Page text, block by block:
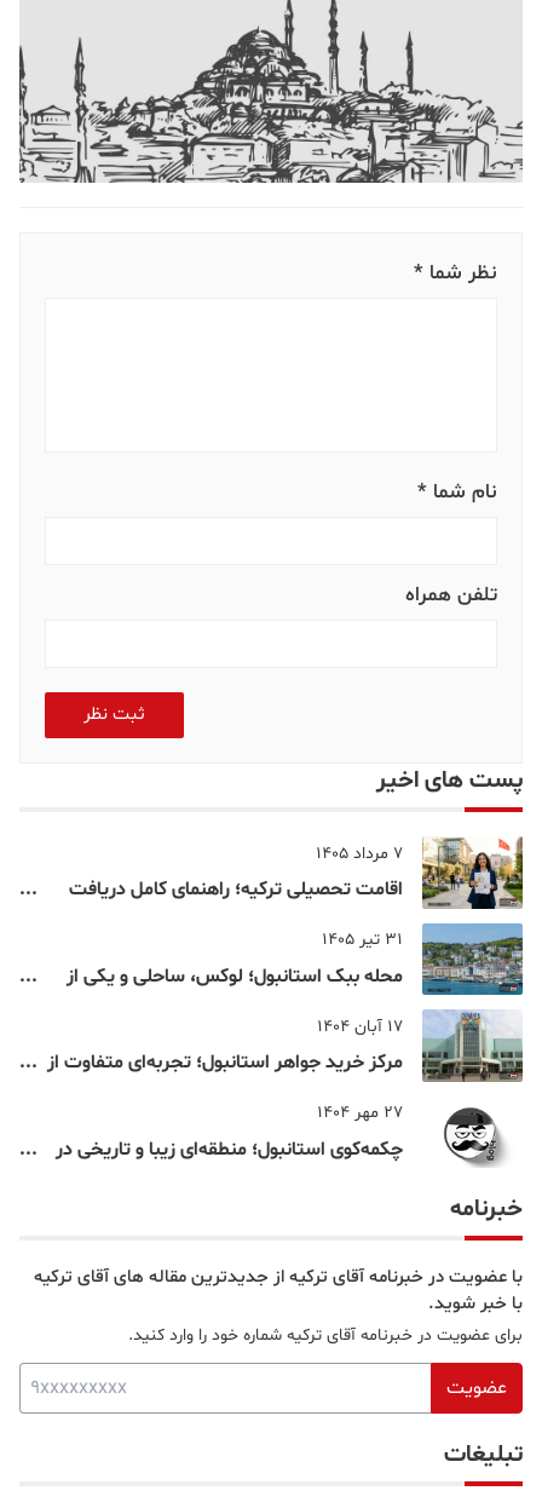
نظر شما *
نام شما *
تلفن همراه
ثبت نظر
پست های اخیر
7 مرداد 1405
اقامت تحصیلی ترکیه؛ راهنمای کامل دریافت
31 تیر 1405
محله ببک استانبول؛ لوکس، ساحلی و یکی از
17 آبان 1404
مرکز خرید جواهر استانبول؛ تجربه‌ای متفاوت از
27 مهر 1404
چکمه‌کوی استانبول؛ منطقه‌ای زیبا و تاریخی در
خبرنامه
با عضویت در خبرنامه آقای ترکیه از جدیدترین مقاله های آقای ترکیه
با خبر شوید.
برای عضویت در خبرنامه آقای ترکیه شماره خود را وارد کنید.
عضویت
تبلیغات